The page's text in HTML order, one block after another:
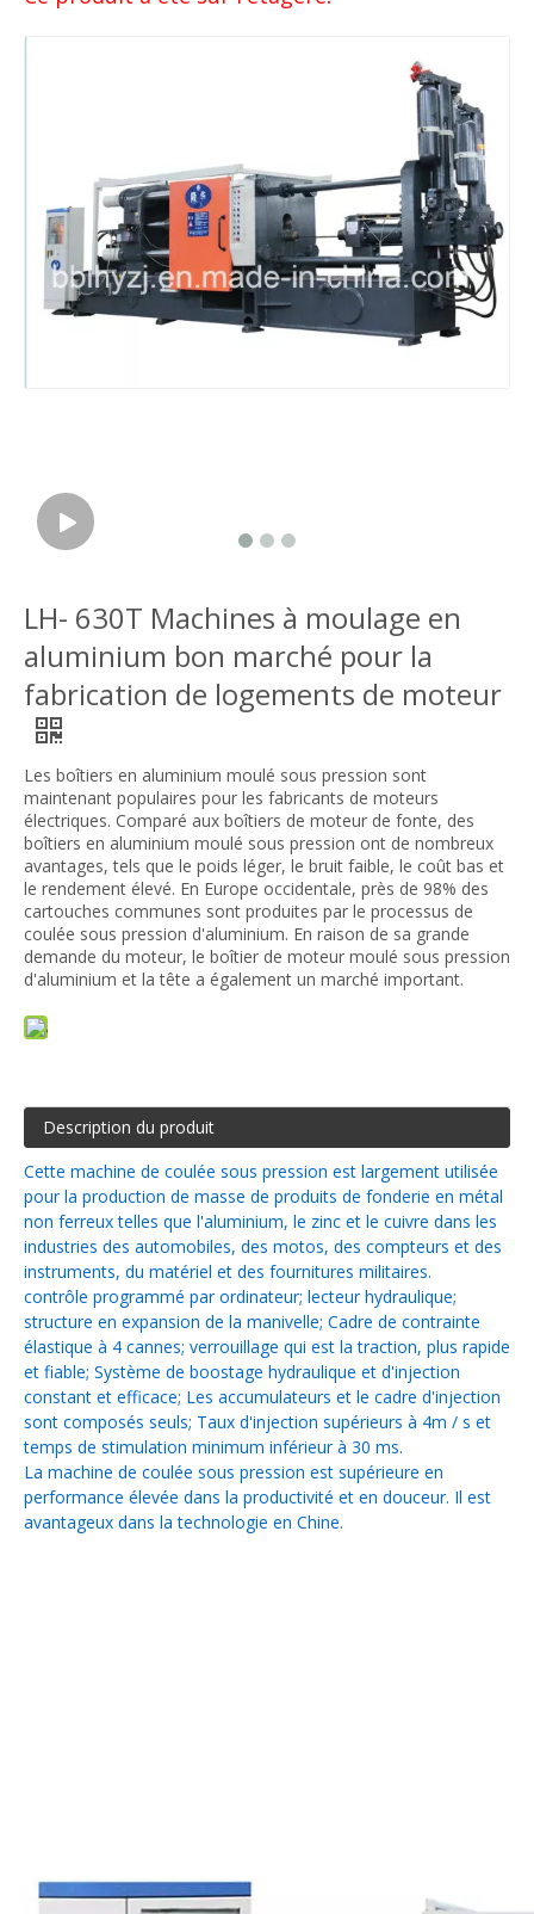
LH- 630T Machines à moulage en
aluminium bon marché pour la
fabrication de logements de moteur
Les boîtiers en aluminium moulé sous pression sont
maintenant populaires pour les fabricants de moteurs
électriques. Comparé aux boîtiers de moteur de fonte, des
boîtiers en aluminium moulé sous pression ont de nombreux
avantages, tels que le poids léger, le bruit faible, le coût bas et
le rendement élevé. En Europe occidentale, près de 98% des
cartouches communes sont produites par le processus de
coulée sous pression d'aluminium. En raison de sa grande
demande du moteur, le boîtier de moteur moulé sous pression
d'aluminium et la tête a également un marché important.
Description du produit
Cette machine de coulée sous pression est largement utilisée
pour la production de masse de produits de fonderie en métal
non ferreux telles que l'aluminium, le zinc et le cuivre dans les
industries des automobiles, des motos, des compteurs et des
instruments, du matériel et des fournitures militaires.
contrôle programmé par ordinateur; lecteur hydraulique;
structure en expansion de la manivelle; Cadre de contrainte
élastique à 4 cannes; verrouillage qui est la traction, plus rapide
et fiable; Système de boostage hydraulique et d'injection
constant et efficace; Les accumulateurs et le cadre d'injection
sont composés seuls; Taux d'injection supérieurs à 4m / s et
temps de stimulation minimum inférieur à 30 ms.
La machine de coulée sous pression est supérieure en
performance élevée dans la productivité et en douceur. Il est
avantageux dans la technologie en Chine.